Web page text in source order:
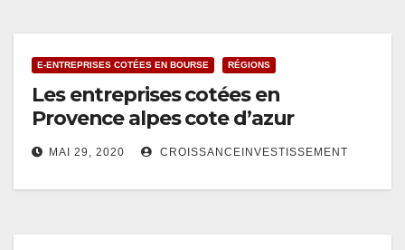
E-ENTREPRISES COTÉES EN BOURSE RÉGIONS
Les entreprises cotées en
Provence alpes cote d’azur
MAI 29, 2020 CROISSANCEINVESTISSEMENT